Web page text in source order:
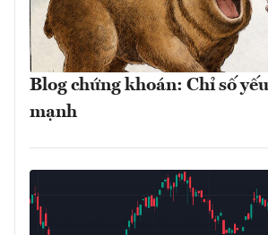
Blog chứng khoán: Chỉ số
mạnh